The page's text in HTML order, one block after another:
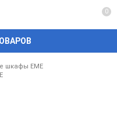
0
шкафы EME